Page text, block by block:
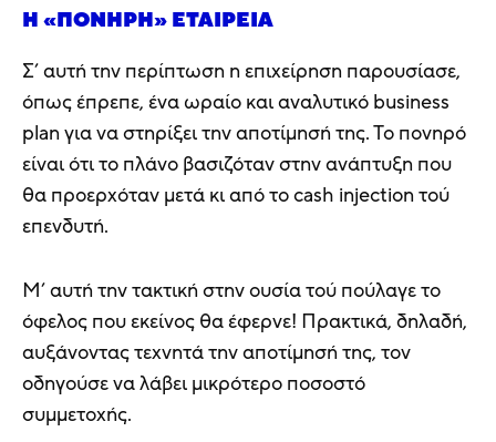
Η «ΠΟΝΗΡΉ» ΕΤΑΙΡΕΊΑ
Σ’ αυτή την περίπτωση η επιχείρηση παρουσίασε,
όπως έπρεπε, ένα ωραίο και αναλυτικό business
plan για να στηρίξει την αποτίμησή της. Το πονηρό
είναι ότι το πλάνο βασιζόταν στην ανάπτυξη που
θα προερχόταν μετά κι από το cash injection τού
επενδυτή.
Μ’ αυτή την τακτική στην ουσία τού πούλαγε το
όφελος που εκείνος θα έφερνε! Πρακτικά, δηλαδή,
αυξάνοντας τεχνητά την αποτίμησή της, τον
οδηγούσε να λάβει μικρότερο ποσοστό
συμμετοχής.